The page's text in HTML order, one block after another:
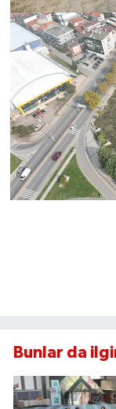
Bunlar da